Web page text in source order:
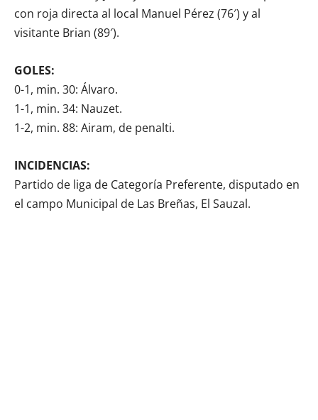
con roja directa al local Manuel Pérez (76′) y al
visitante Brian (89′).
GOLES:
0-1, min. 30: Álvaro.
1-1, min. 34: Nauzet.
1-2, min. 88: Airam, de penalti.
INCIDENCIAS:
Partido de liga de Categoría Preferente, disputado en
el campo Municipal de Las Breñas, El Sauzal.